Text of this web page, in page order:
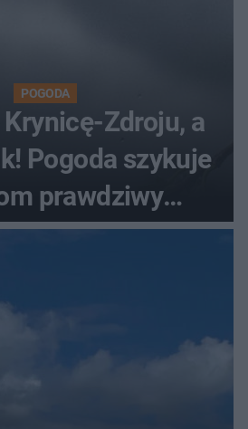
POGODA
Zdroju, a
Pogoda szykuje
prawdziwy